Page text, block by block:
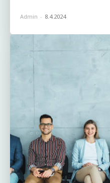
Admin - 8.4.2024